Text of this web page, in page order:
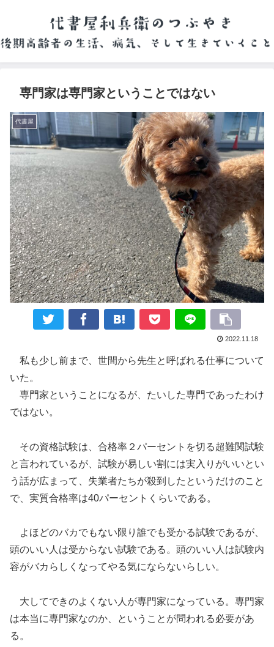
専門家は専門家ということではない
代書屋
2022.11.18
私も少し前まで、世間から先生と呼ばれる仕事について
いた。
専門家ということになるが、たいした専門であったわけ
ではない。
その資格試験は、合格率２パーセントを切る超難関試験
と言われているが、試験が易しい割には実入りがいいとい
う話が広まって、失業者たちが殺到したというだけのこと
で、実質合格率は40パーセントくらいである。
よほどのバカでもない限り誰でも受かる試験であるが、
頭のいい人は受からない試験である。頭のいい人は試験内
容がバカらしくなってやる気にならないらしい。
大してできのよくない人が専門家になっている。専門家
は本当に専門家なのか、ということが問われる必要があ
る。